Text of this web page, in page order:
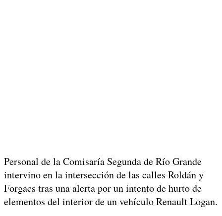
Personal de la Comisaría Segunda de Río Grande
intervino en la intersección de las calles Roldán y
Forgacs tras una alerta por un intento de hurto de
elementos del interior de un vehículo Renault Logan.